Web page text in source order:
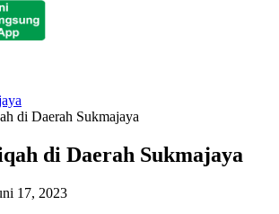
di Daerah Sukmajaya
di Daerah Sukmajaya
17, 2023